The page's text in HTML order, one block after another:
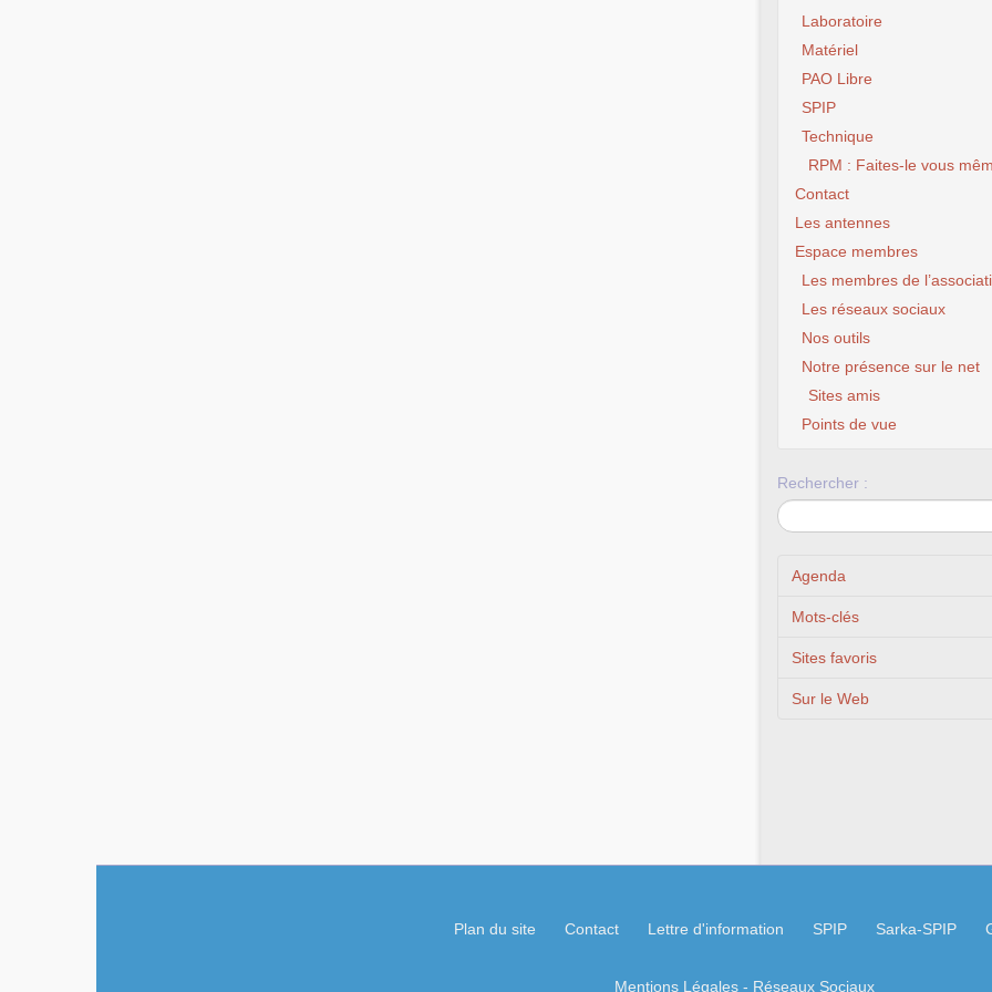
Laboratoire
Matériel
PAO Libre
SPIP
Technique
RPM : Faites-le vous
Contact
Les antennes
Espace membres
Les membres de
Les réseaux sociaux
Nos outils
Notre présence sur le net
Sites amis
Points de vue
Rechercher :
Agenda
Mots-clés
Sites favoris
Sur le Web
Plan du site Contact Lettre d'information SPIP Sarka-SPIP
Mentions Légales- Réseaux Sociaux